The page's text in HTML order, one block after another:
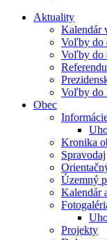
Aktuality
Kalendár
Voľby do
Voľby do
Voľby do
Obec
Kronika
Spravodaj
Územný
Kalendár
Projekty